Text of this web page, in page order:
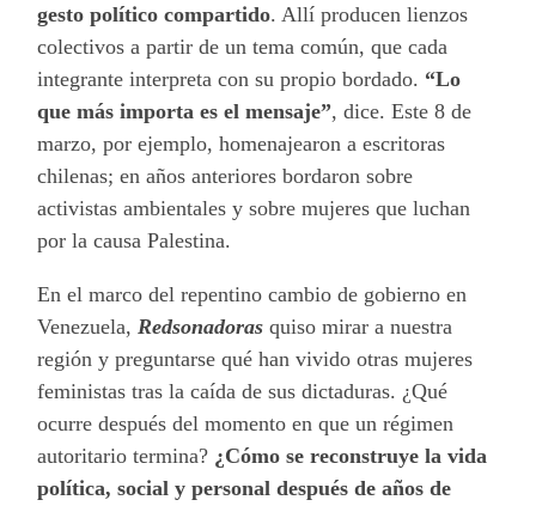
gesto político compartido. Allí producen lienzos
colectivos a partir de un tema común, que cada
integrante interpreta con su propio bordado. “Lo
que más importa es el mensaje”, dice. Este 8 de
marzo, por ejemplo, homenajearon a escritoras
chilenas; en años anteriores bordaron sobre
activistas ambientales y sobre mujeres que luchan
por la causa Palestina.
En el marco del repentino cambio de gobierno en
Venezuela, Redsonadoras quiso mirar a nuestra
región y preguntarse qué han vivido otras mujeres
feministas tras la caída de sus dictaduras. ¿Qué
ocurre después del momento en que un régimen
autoritario termina? ¿Cómo se reconstruye la vida
política, social y personal después de años de